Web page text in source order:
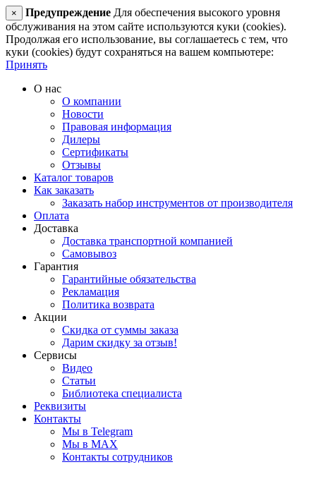
× Предупреждение Для обеспечения высокого уровня
обслуживания на этом сайте используются куки (cookies).
Продолжая его использование, вы соглашаетесь с тем, что
куки (cookies) будут сохраняться на вашем компьютере:
Принять
О нас
О компании
Новости
Правовая информация
Дилеры
Сертификаты
Отзывы
Каталог товаров
Как заказать
Заказать набор инструментов от производителя
Оплата
Доставка
Доставка транспортной компанией
Самовывоз
Гарантия
Гарантийные обязательства
Рекламация
Политика возврата
Акции
Скидка от суммы заказа
Дарим скидку за отзыв!
Сервисы
Видео
Статьи
Библиотека специалиста
Реквизиты
Контакты
Мы в Telegram
Мы в MAX
Контакты сотрудников